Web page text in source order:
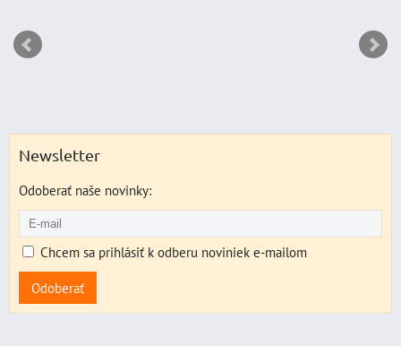
Newsletter
Odoberať naše novinky:
Chcem sa prihlásiť k odberu noviniek e-mailom
Odoberať